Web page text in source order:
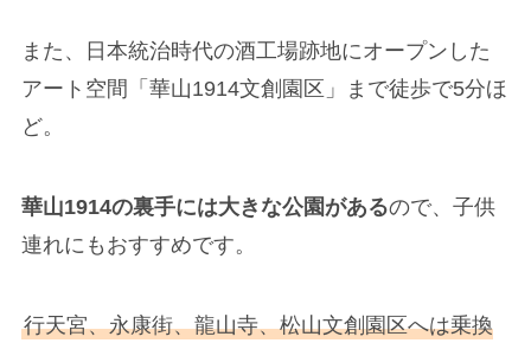
また、日本統治時代の酒工場跡地にオープンした
アート空間「華山1914文創園区」まで徒歩で5分ほ
ど。
華山1914の裏手には大きな公園があるので、子供
連れにもおすすめです。
行天宮、永康街、龍山寺、松山文創園区へは乗換